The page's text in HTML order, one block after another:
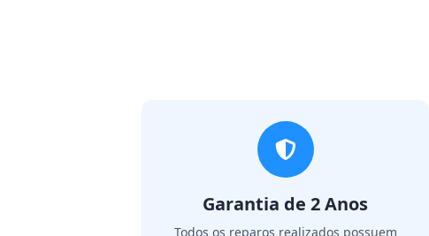
Garantia de 2 Anos
Todos os reparos realizados possuem